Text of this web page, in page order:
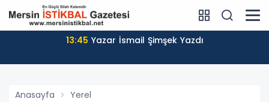
13:45 Yazar İsmail Şimşek Yazdı
Anasayfa Yerel